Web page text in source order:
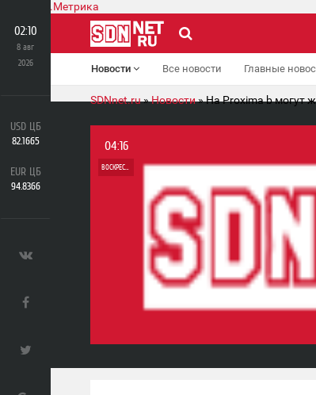
Новости Все новости Главные
02:10
8 авг
2026
USD ЦБ
82.1665
EUR ЦБ
94.8366
SDNnet.ru»Новости» На Proxima b могут
04:16
ВОСКРЕСЕНЬЕ